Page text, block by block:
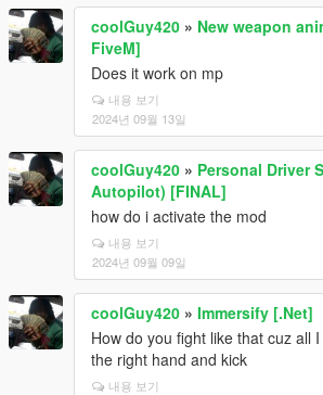
coolGuy420 » New weapon
FiveM]
Does it work on mp
내용 보기
2024년 09월 13일
coolGuy420 » Personal Driver
Autopilot) [FINAL]
how do i activate the mod
내용 보기
2024년 09월 09일
coolGuy420 » Immersify [.Net]
How do you fight like that cuz all
the right hand and kick
내용 보기